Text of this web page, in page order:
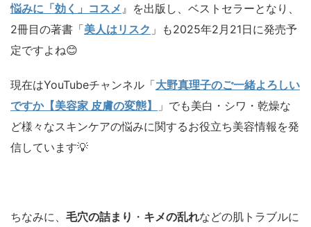
悩みに「効く」コスメ 』を出版し、ベストセラーとなり、
2冊目の著書「美人はリスク 」も2025年2月21日に発売予
定ですよね😊
現在はYouTubeチャンネル「大野真理子のご一緒よろしい
ですか【美容家 皮膚の変態】
」でも美白・シワ・乾燥な
ど様々なスキンケアの悩みに関するお役立ち美容情報を発
信しています💡
ちなみに、 毛穴の詰まり ・ キメの乱れなどの肌トラブルに